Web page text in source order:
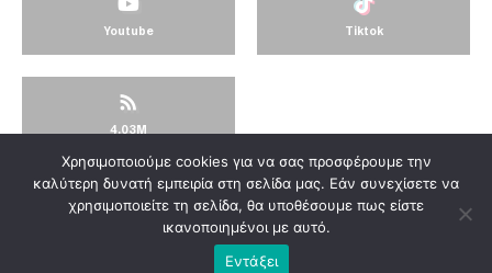
Youtube Tiktok
4.03M
© KorinthosTV @2025
Χρησιμοποιούμε cookies για να σας προσφέρουμε την
καλύτερη δυνατή εμπειρία στη σελίδα μας. Εάν συνεχίσετε να
χρησιμοποιείτε τη σελίδα, θα υποθέσουμε πως είστε
ικανοποιημένοι με αυτό.
Εντάξει